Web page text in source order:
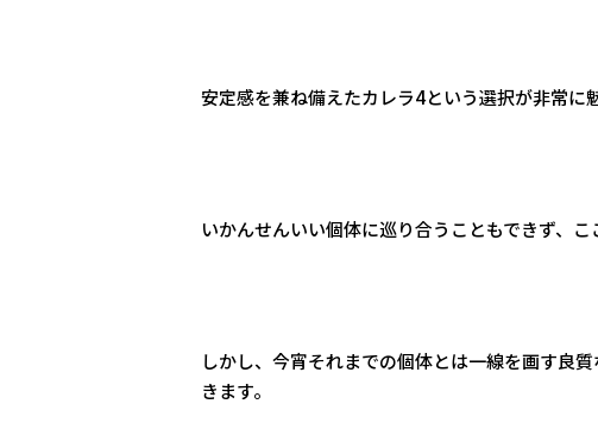
安定感を兼ね備えたカレラ4という選択が非常に
いかんせんいい個体に巡り合うこともできず、
しかし、今宵それまでの個体とは一線を画す良
きます。